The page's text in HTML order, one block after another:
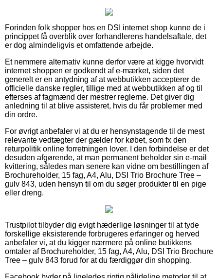
Forinden folk shopper hos en DSI internet shop kunne de i
princippet få overblik over forhandlerens handelsaftale, det
er dog almindeligvis et omfattende arbejde.
Et nemmere alternativ kunne derfor være at kigge hvorvidt
internet shoppen er godkendt af e-mærket, siden det
generelt er en antydning af at webbutikken accepterer de
officielle danske regler, tillige med at webbutikken af og til
efterses af fagmænd der mestrer reglerne. Det giver dig
anledning til at blive assisteret, hvis du får problemer med
din ordre.
For øvrigt anbefaler vi at du er hensynstagende til de mest
relevante vedtægter der gælder for købet, som fx den
returpolitik online forretningen lover. I den forbindelse er det
desuden afgørende, at man permanent beholder sin e-mail
kvittering, således man senere kan vidne om bestillingen af
Brochureholder, 15 fag, A4, Alu, DSI Trio Brochure Tree –
gulv 843, uden hensyn til om du søger produkter til en pige
eller dreng.
Trustpilot tilbyder dig evigt hæderlige løsninger til at tyde
forskellige eksisterende forbrugeres erfaringer og herved
anbefaler vi, at du kigger nærmere på online butikkens
omtaler af Brochureholder, 15 fag, A4, Alu, DSI Trio Brochure
Tree – gulv 843 forud for at du færdiggør din shopping.